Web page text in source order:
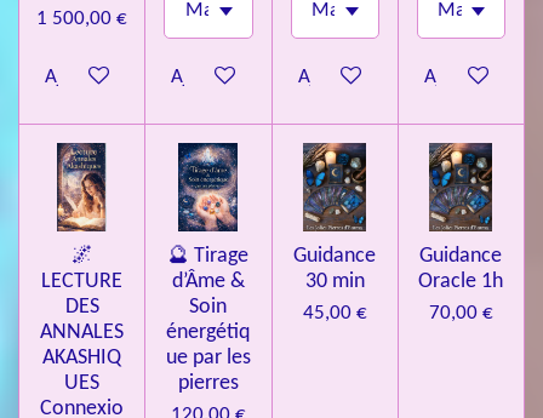
1 500,00 €
Ajouter au panierAjouter au panierAjouter au panierAjouter au
🌌
LECTURE
DES
ANNALES
AKASHIQ
UES
Connexio
🔮 Tirage
d’Âme &
Soin
énergétiq
ue par les
pierres
Guidance
30 min
45,00 €
Guidance
Oracle 1h
70,00 €